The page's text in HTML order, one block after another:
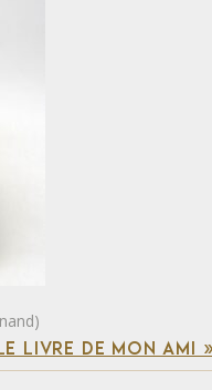
LIVRE DE MON AMI